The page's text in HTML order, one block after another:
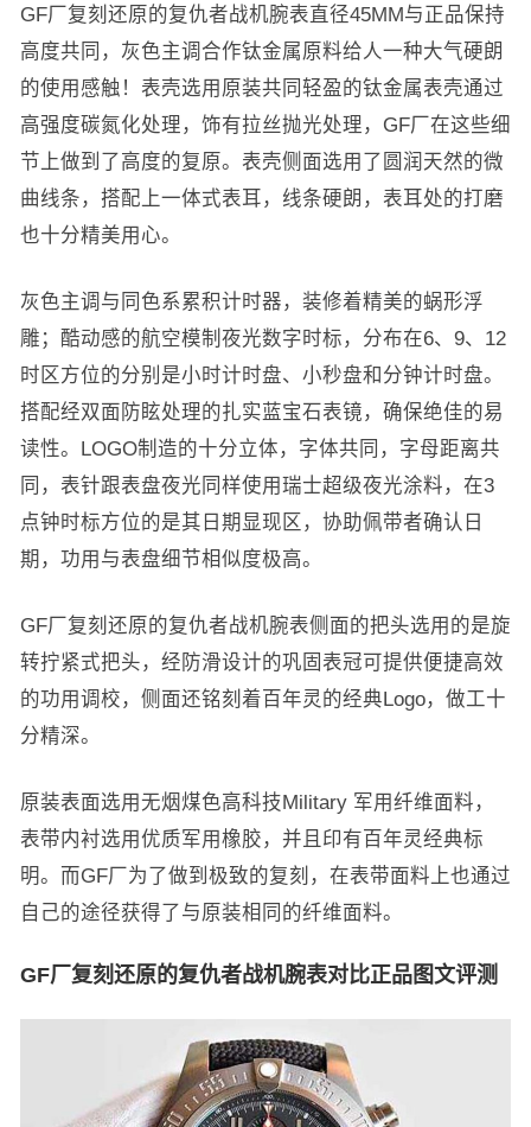
GF厂复刻还原的复仇者战机腕表直径45MM与正品保持
高度共同，灰色主调合作钛金属原料给人一种大气硬朗
的使用感触！表壳选用原装共同轻盈的钛金属表壳通过
高强度碳氮化处理，饰有拉丝抛光处理，GF厂在这些细
节上做到了高度的复原。表壳侧面选用了圆润天然的微
曲线条，搭配上一体式表耳，线条硬朗，表耳处的打磨
也十分精美用心。
灰色主调与同色系累积计时器，装修着精美的蜗形浮
雕；酷动感的航空模制夜光数字时标，分布在6、9、12
时区方位的分别是小时计时盘、小秒盘和分钟计时盘。
搭配经双面防眩处理的扎实蓝宝石表镜，确保绝佳的易
读性。LOGO制造的十分立体，字体共同，字母距离共
同，表针跟表盘夜光同样使用瑞士超级夜光涂料，在3
点钟时标方位的是其日期显现区，协助佩带者确认日
期，功用与表盘细节相似度极高。
GF厂复刻还原的复仇者战机腕表侧面的把头选用的是旋
转拧紧式把头，经防滑设计的巩固表冠可提供便捷高效
的功用调校，侧面还铭刻着百年灵的经典Logo，做工十
分精深。
原装表面选用无烟煤色高科技Military 军用纤维面料，
表带内衬选用优质军用橡胶，并且印有百年灵经典标
明。而GF厂为了做到极致的复刻，在表带面料上也通过
自己的途径获得了与原装相同的纤维面料。
GF厂复刻还原的复仇者战机腕表对比正品图文评测